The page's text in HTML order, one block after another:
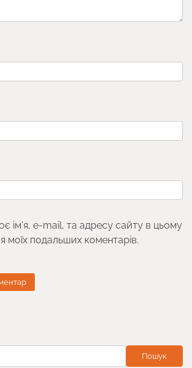
ім'я, e-mail, та адресу сайту в цьому
моїх подальших коментарів.
Пошук